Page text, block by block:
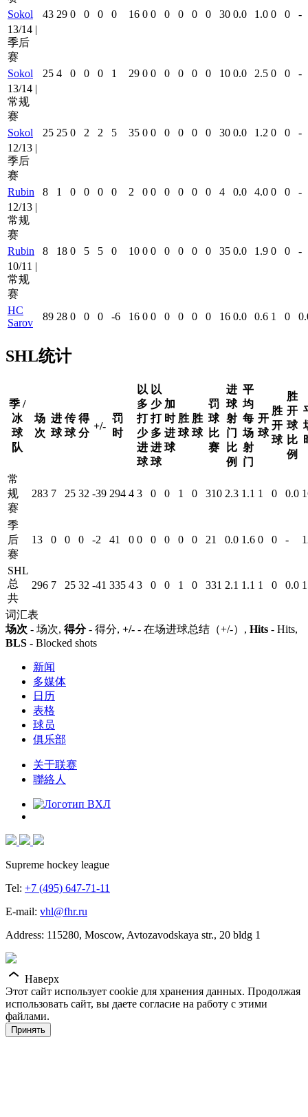
Sokol
43 29 0 0 0 0 16 0 0 0 0 0 0 30 0.0 1.0 0 0
-
13/14 |
季后
赛
Sokol
25 4 0 0 0 1 29 0 0 0 0 0 0 10 0.0 2.5 0 0
-
13/14 |
常规
赛
Sokol
25 25 0 2 2 5 35 0 0 0 0 0 0 30 0.0 1.2 0 0
-
12/13 |
季后
赛
Rubin
8 1 0 0 0 0 2 0 0 0 0 0 0 4 0.0 4.0 0 0
-
12/13 |
常规
赛
Rubin
8 18 0 5 5 0 10 0 0 0 0 0 0 35 0.0 1.9 0 0
-
10/11 |
常规
赛
HC
Sarov
89 28 0 0 0 -6 16 0 0 0 0 0 0 16 0.0 0.6 1 0
SHL统计
季 /
冰
球
队
场
次
进
球
传
球
得
分
+/-
罚
时
以
多
打
少
进
球
以
少
打
多
进
球
加
时
进
球
胜
球
胜
球
罚
球
比
赛
进
球
射
门
比
例
平
均
每
场
射
门
开
球
胜
开
球
胜
开
球
比
例
常
规
赛
283 7 25 32 -39 294 4 3 0 0 1 0 310 2.3 1.1 1 0 0.0
季
后
赛
13 0 0 0 -2 41 0 0 0 0 0 0 21 0.0 1.6 0 0 -
SHL
总
共
296 7 25 32 -41 335 4 3 0 0 1 0 331 2.1 1.1 1 0 0.0
词汇表
场次 - 场次, 得分- 得分, +/- - 在场进球总结（+/-）, Hits - Hits,
BLS - Blocked shots
新闻
多媒体
日历
表格
球员
俱乐部
关于联赛
聯絡人
Supreme hockey league
Tel: +7 (495) 647-71-11
E-mail: vhl@fhr.ru
Address: 115280, Moscow, Avtozavodskaya str., 20 bldg 1
Наверх
Этот сайт использует cookie для хранения данных. Продолжая
использовать сайт, вы даете согласие на работу с этими
файлами.
Принять